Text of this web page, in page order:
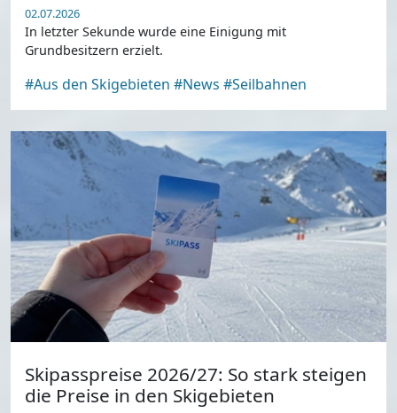
02.07.2026
In letzter Sekunde wurde eine Einigung mit
Grundbesitzern erzielt.
#Aus den Skigebieten #News #Seilbahnen
Skipasspreise 2026/27: So stark steigen
die Preise in den Skigebieten